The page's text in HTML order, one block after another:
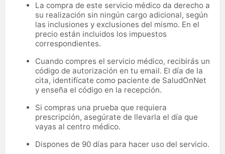
La compra de este servicio médico da derecho a
su realización sin ningún cargo adicional, según
las inclusiones y exclusiones del mismo. En el
precio están incluidos los impuestos
correspondientes.
Cuando compres el servicio médico, recibirás un
código de autorización en tu email. El día de la
cita, identifícate como paciente de SaludOnNet
y enseña el código en la recepción.
Si compras una prueba que requiera
prescripción, asegúrate de llevarla el día que
vayas al centro médico.
Dispones de 90 días para hacer uso del servicio.